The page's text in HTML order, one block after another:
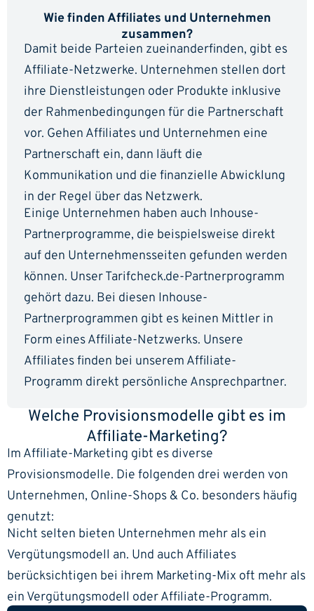
Wie finden Affiliates und Unternehmen
zusammen?
Damit beide Parteien zueinanderfinden, gibt es
Affiliate-Netzwerke. Unternehmen stellen dort
ihre Dienstleistungen oder Produkte inklusive
der Rahmenbedingungen für die Partnerschaft
vor. Gehen Affiliates und Unternehmen eine
Partnerschaft ein, dann läuft die
Kommunikation und die finanzielle Abwicklung
in der Regel über das Netzwerk.
Einige Unternehmen haben auch Inhouse-
Partnerprogramme, die beispielsweise direkt
auf den Unternehmensseiten gefunden werden
können. Unser Tarifcheck.de-Partnerprogramm
gehört dazu. Bei diesen Inhouse-
Partnerprogrammen gibt es keinen Mittler in
Form eines Affiliate-Netzwerks. Unsere
Affiliates finden bei unserem Affiliate-
Programm direkt persönliche Ansprechpartner.
Welche Provisionsmodelle gibt es im
Affiliate-Marketing?
Im Affiliate-Marketing gibt es diverse
Provisionsmodelle. Die folgenden drei werden von
Unternehmen, Online-Shops & Co. besonders häufig
genutzt:
Nicht selten bieten Unternehmen mehr als ein
Vergütungsmodell an. Und auch Affiliates
berücksichtigen bei ihrem Marketing-Mix oft mehr als
ein Vergütungsmodell oder Affiliate-Programm.